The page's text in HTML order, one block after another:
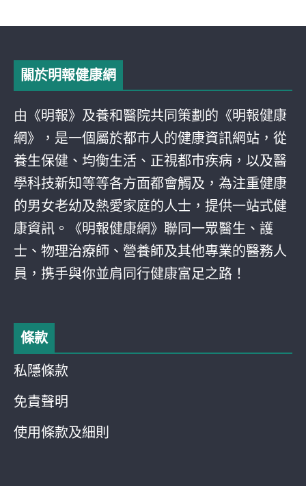
關於明報健康網
由《明報》及養和醫院共同策劃的《明報健康
網》，是一個屬於都巿人的健康資訊網站，從
養生保健、均衡生活、正視都巿疾病，以及醫
學科技新知等等各方面都會觸及，為注重健康
的男女老幼及熱愛家庭的人士，提供一站式健
康資訊。《明報健康網》聯同一眾醫生、護
士、物理治療師、營養師及其他專業的醫務人
員，携手與你並肩同行健康富足之路！
條款
私隱條款
免責聲明
使用條款及細則